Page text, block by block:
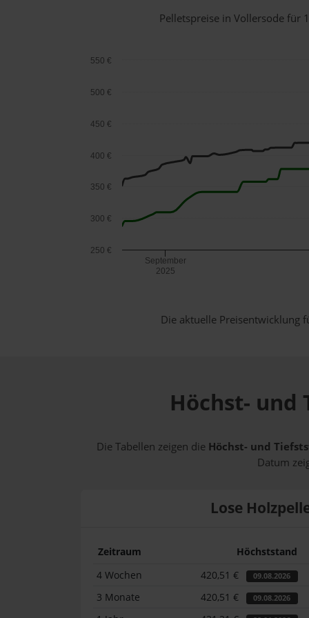
Pelletspreise in Vollersode für
September
2025
250 €
300 €
350 €
400 €
450 €
500 €
550 €
Die aktuelle Preisentwicklung
Höchst- und
Die Tabellen zeigen die Höchst- und
Datum
Lose
Zeitraum Höchststand
4 Wochen
420,51 € 09.08.2026
3 Monate 420,51 € 09.08.2026